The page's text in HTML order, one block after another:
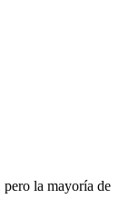
la mayoría de